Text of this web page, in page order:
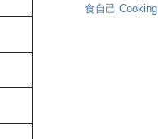
食自己 Cooking